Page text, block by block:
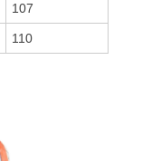
107
110